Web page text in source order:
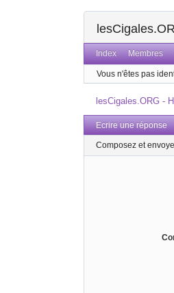
Index Membres
Vous n'êtes pas
lesCigales.ORG -
Ecrire une réponse
Composez et